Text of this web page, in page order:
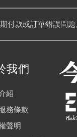
付款或訂單錯誤問
我們
紹
務條款
聲明